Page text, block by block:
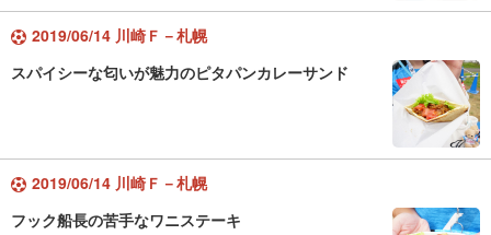
2019/06/14 川崎Ｆ－札幌
スパイシーな匂いが魅力のピタパンカレーサンド
2019/06/14 川崎Ｆ－札幌
フック船長の苦手なワニステーキ